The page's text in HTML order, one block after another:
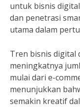
untuk bisnis
dan penetrasi
utama dalam
Tren bisnis digital
meningkatnya
mulai dari e-
menunjukkan
semakin kreatif